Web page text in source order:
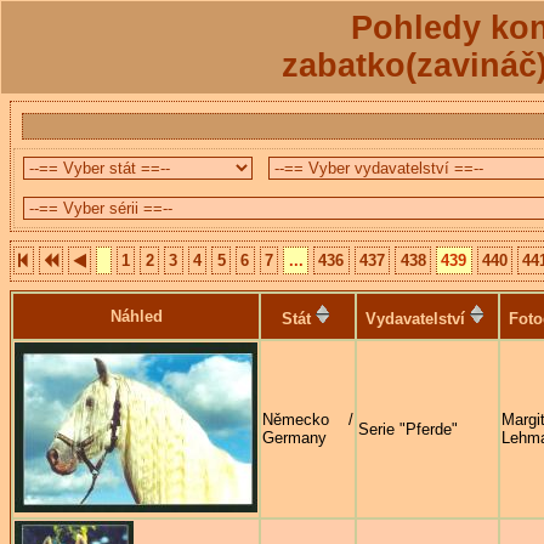
Pohledy
1 2 3 4 5 6 7 ... 436 437 438 439 440
Náhled Stát Vydavatelství
Německo /
Germany
Serie "Pferde"
Margit